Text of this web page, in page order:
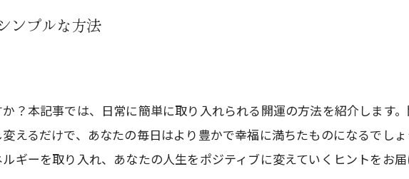
ンプルな方法
？本記事では、日常に簡単に取り入れられる開運の方法を紹介します
えるだけで、あなたの毎日はより豊かで幸福に満ちたものになるでし
ギーを取り入れ、あなたの人生をポジティブに変えていくヒントをお届